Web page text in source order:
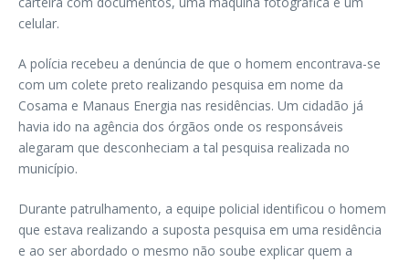
celular.
A polícia recebeu a denúncia de que o homem encontrava-se
com um colete preto realizando pesquisa em nome da
Cosama e Manaus Energia nas residências. Um cidadão já
havia ido na agência dos órgãos onde os responsáveis
alegaram que desconheciam a tal pesquisa realizada no
município.
Durante patrulhamento, a equipe policial identificou o homem
que estava realizando a suposta pesquisa em uma residência
e ao ser abordado o mesmo não soube explicar quem a